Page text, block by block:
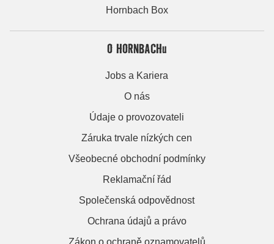
Hornbach Box
O HORNBACHu
Jobs a Kariera
O nás
Údaje o provozovateli
Záruka trvale nízkých cen
Všeobecné obchodní podmínky
Reklamační řád
Společenská odpovědnost
Ochrana údajů a právo
Zákon o ochraně oznamovatelů